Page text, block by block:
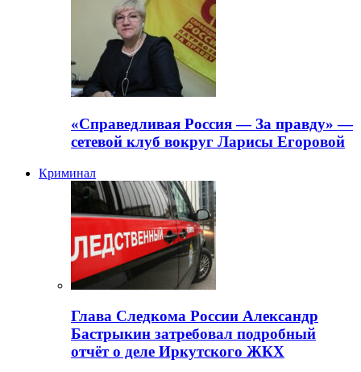
«Справедливая Россия — За правду» —
сетевой клуб вокруг Ларисы Егоровой
Криминал
Глава Следкома России Александр
Бастрыкин затребовал подробный
отчёт о деле Иркутского ЖКХ